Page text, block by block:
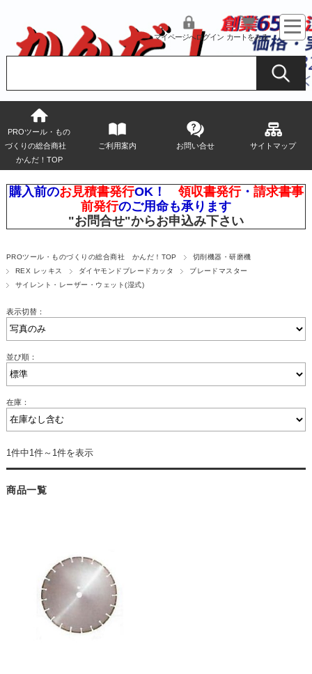
マイページへログイン カートをみる
PROツール・もの
づくりの総合商社
かんだ！TOP
ご利用案内 お問い合せ サイトマップ
購入前のお見積書発行OK！ 領収書発行・ 請求書事
前発行のご用命も承ります
"お問合せ"からお申込み下さい
PROツール・ものづくりの総合商社 かんだ！TOP
切削機器・研磨機
REX レッキス
ダイヤモンドブレードカッタ
ブレードマスター
サイレント・レーザー・ウェット(湿式)
表示切替：
並び順：
在庫：
1件中1件～1件を表示
商品一覧